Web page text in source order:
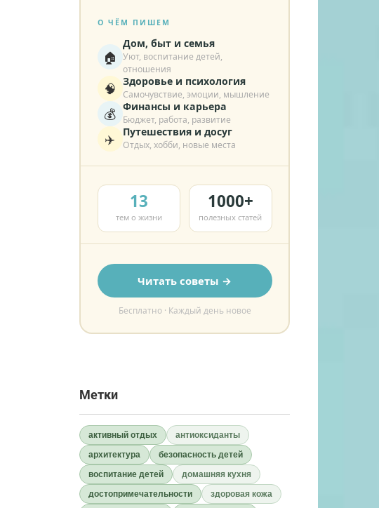
О ЧЁМ ПИШЕМ
🏠
Дом, быт и семья
Уют, воспитание детей,
отношения
🧠 Здоровье и психология
Самочувствие, эмоции, мышление
💰 Финансы и карьера
Бюджет, работа, развитие
✈️ Путешествия и досуг
Отдых, хобби, новые места
13
тем о жизни
1000+
полезных статей
Читать советы →
Бесплатно · Каждый день новое
Метки
активный отдых
антиоксиданты
архитектура
безопасность детей
воспитание детей
домашняя кухня
достопримечательности
здоровая кожа